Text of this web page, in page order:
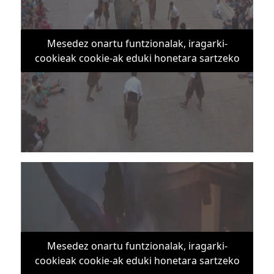
Mesedez onartu funtzionalak, iragarki-
cookieak cookie-ak eduki honetara sartzeko
Mesedez onartu funtzionalak, iragarki-
cookieak cookie-ak eduki honetara sartzeko